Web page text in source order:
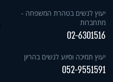
יעוץ לנשים בטהרת המשפחה -
מתחברות
02-6301516
יעוץ תמיכה וסיוע לנשים בהריון
052-9551591